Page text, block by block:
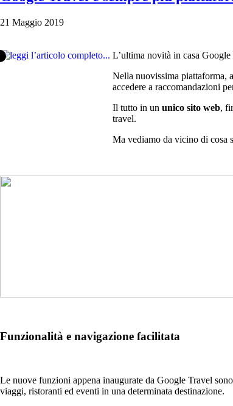
21 Maggio 2019
L’ultima novità in casa Google
Nella nuovissima piattaforma,
accedere a raccomandazioni
Il tutto in un unico sito web,
travel.
Ma vediamo da vicino di cosa
Funzionalità e navigazione facilitata
Le nuove funzioni appena inaugurate da Google Travel
viaggi, ristoranti ed eventi in una determinata destinazione.